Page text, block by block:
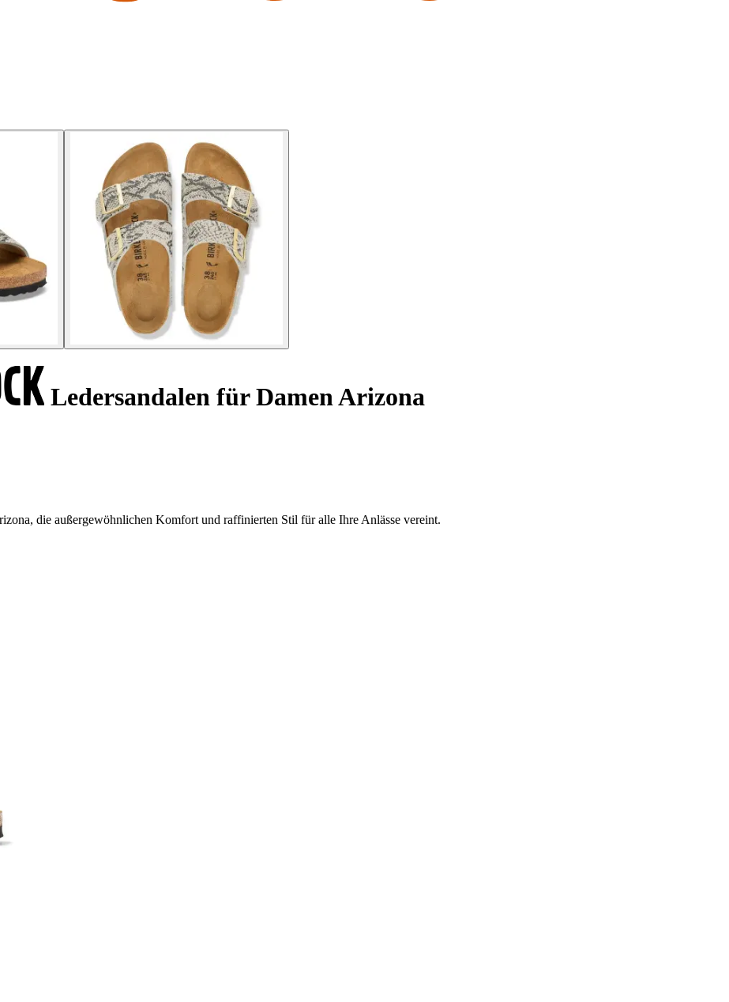
Ledersandalen für Damen Arizona
die außergewöhnlichen Komfort und raffinierten Stil für alle Ihre Anlässe vereint.